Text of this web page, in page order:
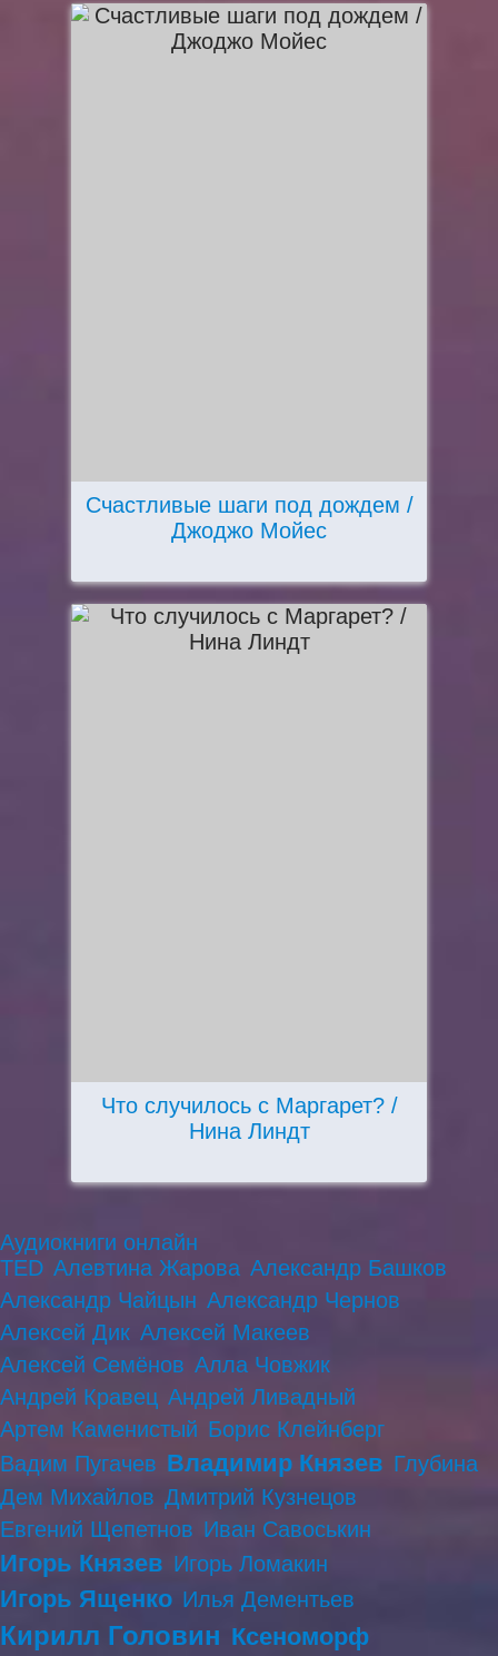
Счастливые шаги под дождем /
Джоджо Мойес
Что случилось с Маргарет? /
Нина Линдт
Аудиокниги онлайн
TED Алевтина Жарова Александр Башков
Александр Чайцын Александр Чернов
Алексей Дик Алексей Макеев
Алексей Семёнов Алла Човжик
Андрей Кравец Андрей Ливадный
Артем Каменистый Борис Клейнберг
Вадим Пугачев Владимир Князев Глубина
Дем Михайлов Дмитрий Кузнецов
Евгений Щепетнов Иван Савоськин
Игорь Князев Игорь Ломакин
Игорь Ященко Илья Дементьев
Кирилл Головин Ксеноморф